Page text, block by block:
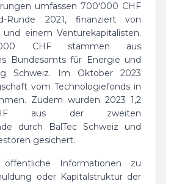
umfassen 700'000 CHF
Runde 2021, finanziert von
und einem Venturekapitalisten.
CHF stammen aus
Bundesamts für Energie und
Schweiz. Im Oktober 2023
vom Technologiefonds in
Zudem wurden 2023 1,2
aus der zweiten
durch BalTec Schweiz und
gesichert.
Informationen zu
oder Kapitalstruktur der